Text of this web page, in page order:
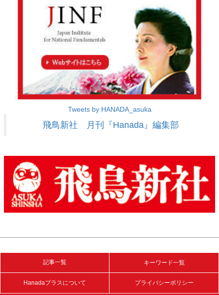
Tweets by HANADA_asuka
飛鳥新社 月刊『Hanada』編集部
記事一覧 キーワード一覧
Hanadaプラスについて プライバシーポリシー